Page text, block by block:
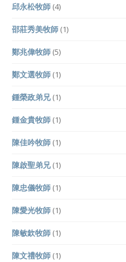
邱永松牧師 (4)
邵莊秀美牧師 (1)
鄭兆偉牧師 (5)
鄭文選牧師 (1)
鍾榮政弟兄(1)
鍾金貴牧師 (1)
陳佳吟牧師 (1)
陳啟聖弟兄(1)
陳忠儀牧師 (1)
陳愛光牧師 (1)
陳敏欽牧師 (1)
陳文禮牧師 (1)